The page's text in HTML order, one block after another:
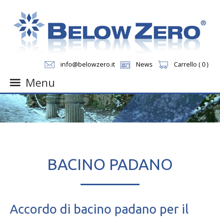
info@belowzero.it News Carrello ( 0 )
Menu
Skip
to
content
BACINO PADANO
Accordo di bacino padano per il